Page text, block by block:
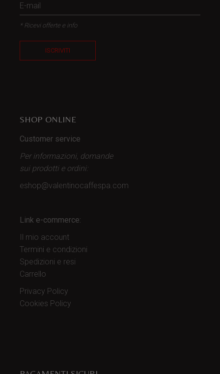
* Ricevi offerte e info
ISCRIVITI
SHOP ONLINE
Customer service
Per informazioni, domande
sui prodotti e ordini:
eshop@valentinocaffespa.com
Link e-commerce:
Il mio account
Termini e condizioni
Spedizioni e resi
Carrello
Privacy Policy
Cookies Policy